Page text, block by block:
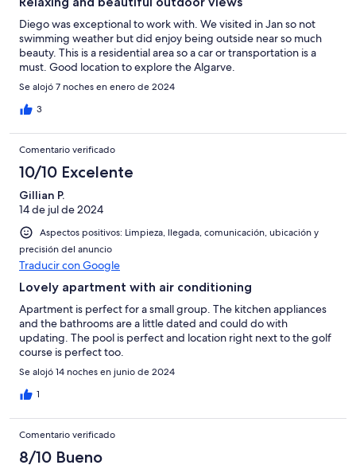
Diego was exceptional to work with. We visited in Jan so not
swimming weather but did enjoy being outside near so much
beauty. This is a residential area so a car or transportation is a
must. Good location to explore the Algarve.
Se alojó 7 noches en enero de 2024
3
Comentario verificado
10/10 Excelente
Gillian P.
14 de jul de 2024
Aspectos positivos: Limpieza, llegada, comunicación, ubicación y
precisión del anuncio
Traducir con Google
Lovely apartment with air conditioning
Apartment is perfect for a small group. The kitchen appliances
and the bathrooms are a little dated and could do with
updating. The pool is perfect and location right next to the golf
course is perfect too.
Se alojó 14 noches en junio de 2024
1
Comentario verificado
8/10 Bueno